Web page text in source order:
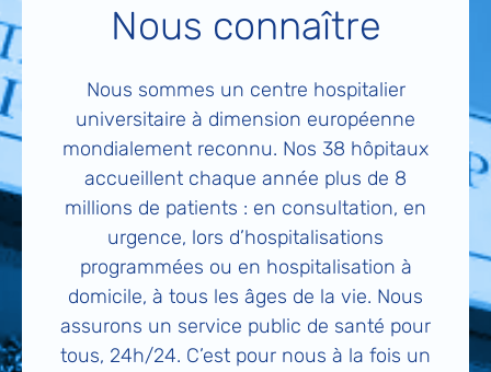
Nous connaître
Nous sommes un centre hospitalier
universitaire à dimension européenne
mondialement reconnu. Nos 38 hôpitaux
accueillent chaque année plus de 8
millions de patients : en consultation, en
urgence, lors d’hospitalisations
programmées ou en hospitalisation à
domicile, à tous les âges de la vie. Nous
assurons un service public de santé pour
tous, 24h/24. C’est pour nous à la fois un